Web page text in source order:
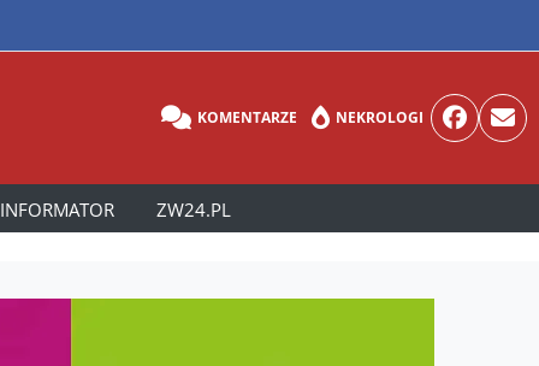
KOMENTARZE NEKROLOGI
INFORMATOR ZW24.PL